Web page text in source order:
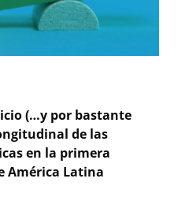
(…y por bastante
de las
en la primera
América Latina